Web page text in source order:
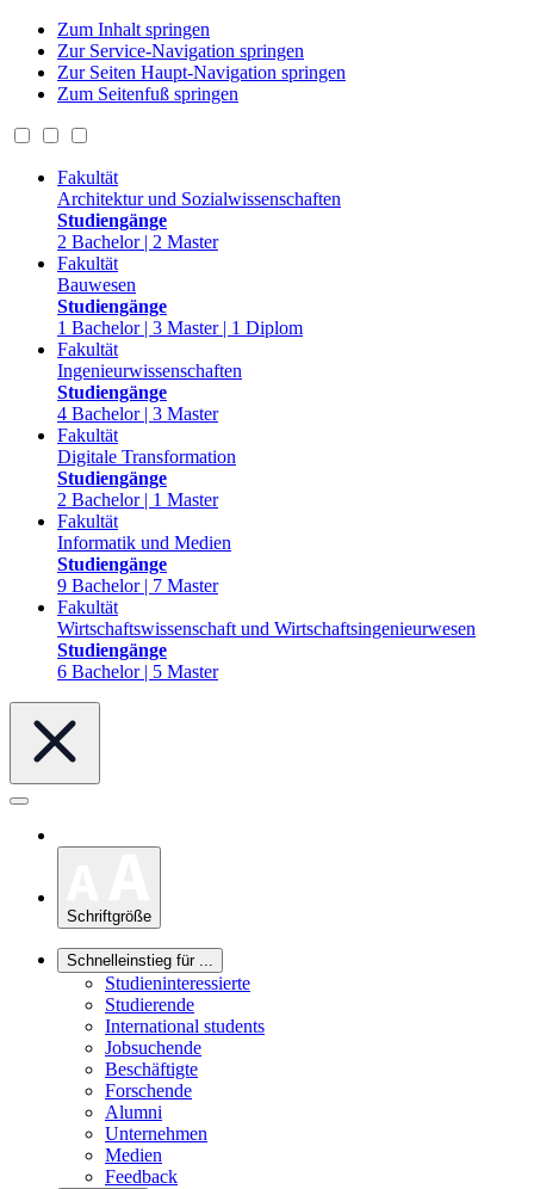
Zum Inhalt springen
Zur Service-Navigation springen
Zur Seiten Haupt-Navigation springen
Zum Seitenfuß springen
Fakultät
Architektur und Sozialwissenschaften
Studiengänge
2 Bachelor | 2 Master
Fakultät
Bauwesen
Studiengänge
1 Bachelor | 3 Master | 1 Diplom
Fakultät
Ingenieurwissenschaften
Studiengänge
4 Bachelor | 3 Master
Fakultät
Digitale Transformation
Studiengänge
2 Bachelor | 1 Master
Fakultät
Informatik und Medien
Studiengänge
9 Bachelor | 7 Master
Fakultät
Wirtschaftswissenschaft und Wirtschaftsingenieurwesen
Studiengänge
6 Bachelor | 5 Master
Schriftgröße
Schnelleinstieg für ...
Studieninteressierte
Studierende
International students
Jobsuchende
Beschäftigte
Forschende
Alumni
Unternehmen
Medien
Feedback